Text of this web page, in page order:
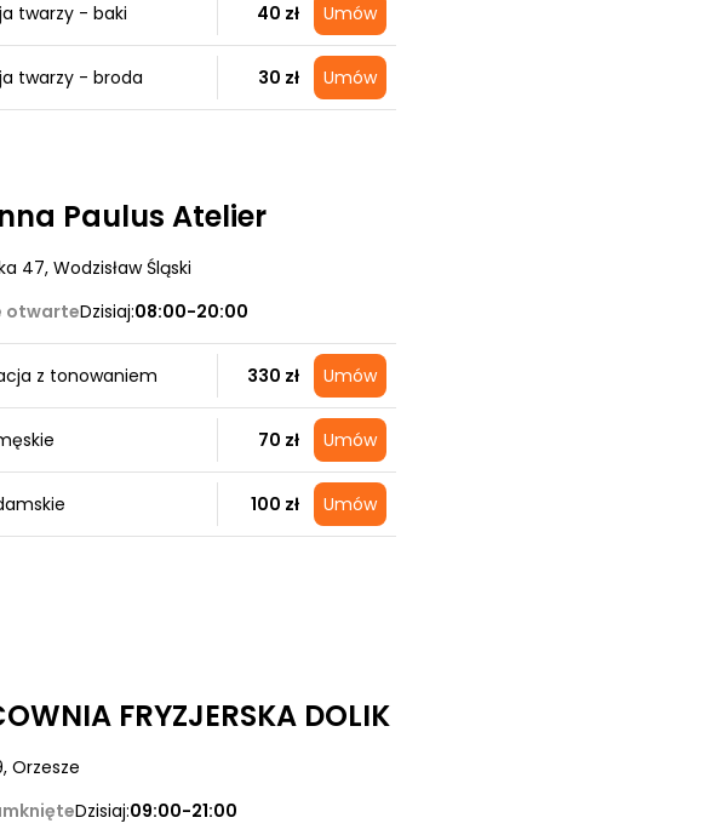
twarzy - baki 40 zł Umów
twarzy - broda 30 zł Umów
Paulus Atelier
47, Wodzisław Śląski
otwarteDzisiaj:08:00-20:00
z tonowaniem 330 zł Umów
70 zł Umów
100 zł Umów
FRYZJERSKA DOLIK
, Orzesze
Dzisiaj:09:00-21:00